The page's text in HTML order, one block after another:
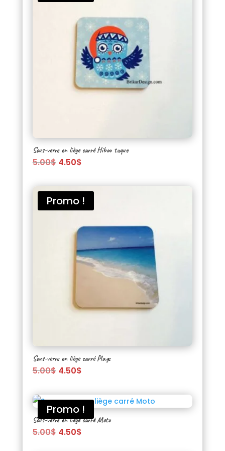
Sous-verre en liège carré Hibou tuque
5.00$ Le
était :
5.00$.
4.50$Le
est :
4.50$.
Promo !
Sous-verre en liège carré Plage
5.00$ Le
était :
5.00$.
4.50$Le
est :
4.50$.
Promo !
Sous-verre en liège carré Moto
5.00$ Le
4.50$Le